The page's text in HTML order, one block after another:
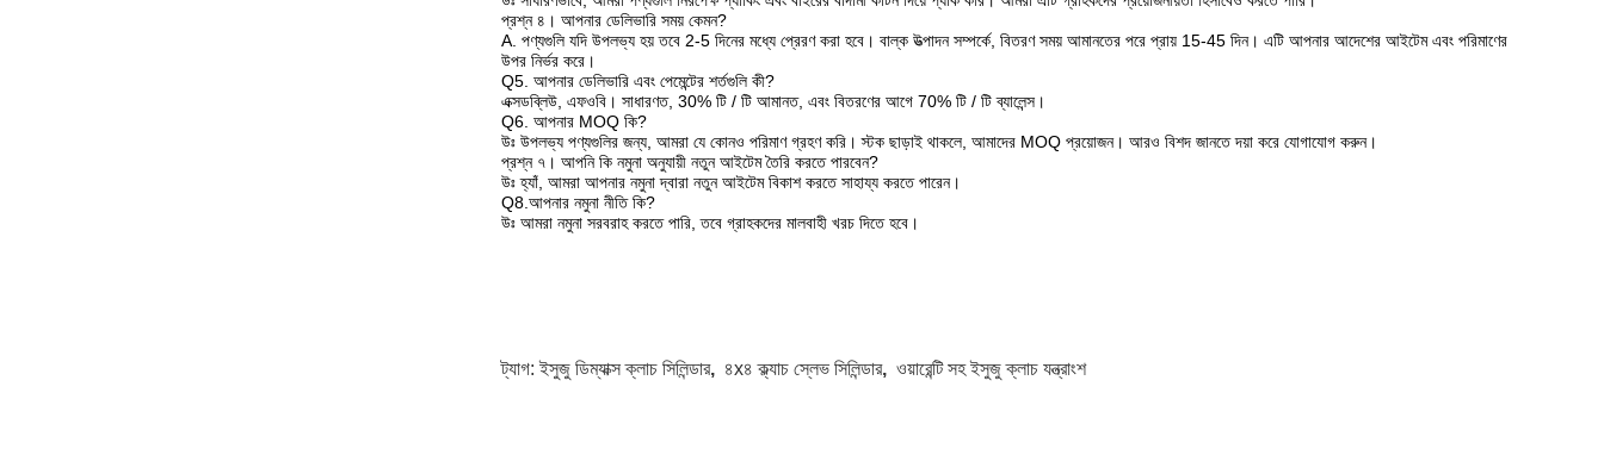
প্রশ্ন ৪। আপনার ডেলিভারি সময় কেমন?
A. পণ্যগুলি যদি উপলভ্য হয় তবে 2-5 দিনের মধ্যে প্রেরণ করা হবে। বাল্ক উত্পাদন সম্পর্কে, বিতরণ সময় আমানতের পরে প্রায় 15-45 দিন। এটি আপনার আদেশের আইটেম এবং পরিমাণের
উপর নির্ভর করে।
Q5. আপনার ডেলিভারি এবং পেমেন্টের শর্তগুলি কী?
এক্সডব্লিউ, এফওবি। সাধারণত, 30% টি / টি আমানত, এবং বিতরণের আগে 70% টি / টি ব্যালেন্স।
Q6. আপনার MOQ কি?
উঃ উপলভ্য পণ্যগুলির জন্য, আমরা যে কোনও পরিমাণ গ্রহণ করি। স্টক ছাড়াই থাকলে, আমাদের MOQ প্রয়োজন। আরও বিশদ জানতে দয়া করে যোগাযোগ করুন।
প্রশ্ন ৭। আপনি কি নমুনা অনুযায়ী নতুন আইটেম তৈরি করতে পারবেন?
উঃ হ্যাঁ, আমরা আপনার নমুনা দ্বারা নতুন আইটেম বিকাশ করতে সাহায্য করতে পারেন।
Q8.আপনার নমুনা নীতি কি?
উঃ আমরা নমুনা সরবরাহ করতে পারি, তবে গ্রাহকদের মালবাহী খরচ দিতে হবে।
ট্যাগ:ইসুজু ডিম্যাক্স ক্লাচ সিলিন্ডার, ৪x৪ ক্ল্যাচ স্লেভ সিলিন্ডার, ওয়ারেন্টি সহ ইসুজু ক্লাচ যন্ত্রাংশ